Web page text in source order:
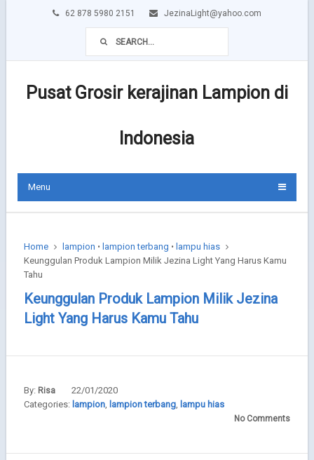
62 878 5980 2151 JezinaLight@yahoo.com
Pusat Grosir kerajinan Lampion di
Indonesia
Menu
Home lampion • lampion terbang • lampu hias
Keunggulan Produk Lampion Milik Jezina Light Yang Harus Kamu
Tahu
Keunggulan Produk Lampion Milik Jezina
Light Yang Harus Kamu Tahu
By: Risa
22/01/2020
Categories: lampion, lampion terbang, lampu hias
No Comments